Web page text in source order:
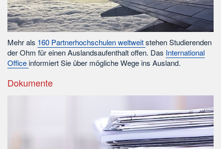
Mehr als 160 Partnerhochschulen weltweitstehen Studierenden
der Ohm für einen Auslandsaufenthalt offen. Das International
Officeinformiert Sie über mögliche Wege ins Ausland.
Dokumente